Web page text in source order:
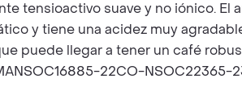
tensioactivo suave y no iónico.
y tiene una acidez muy
puede llegar a tener un café
22CO-NSOC22365-